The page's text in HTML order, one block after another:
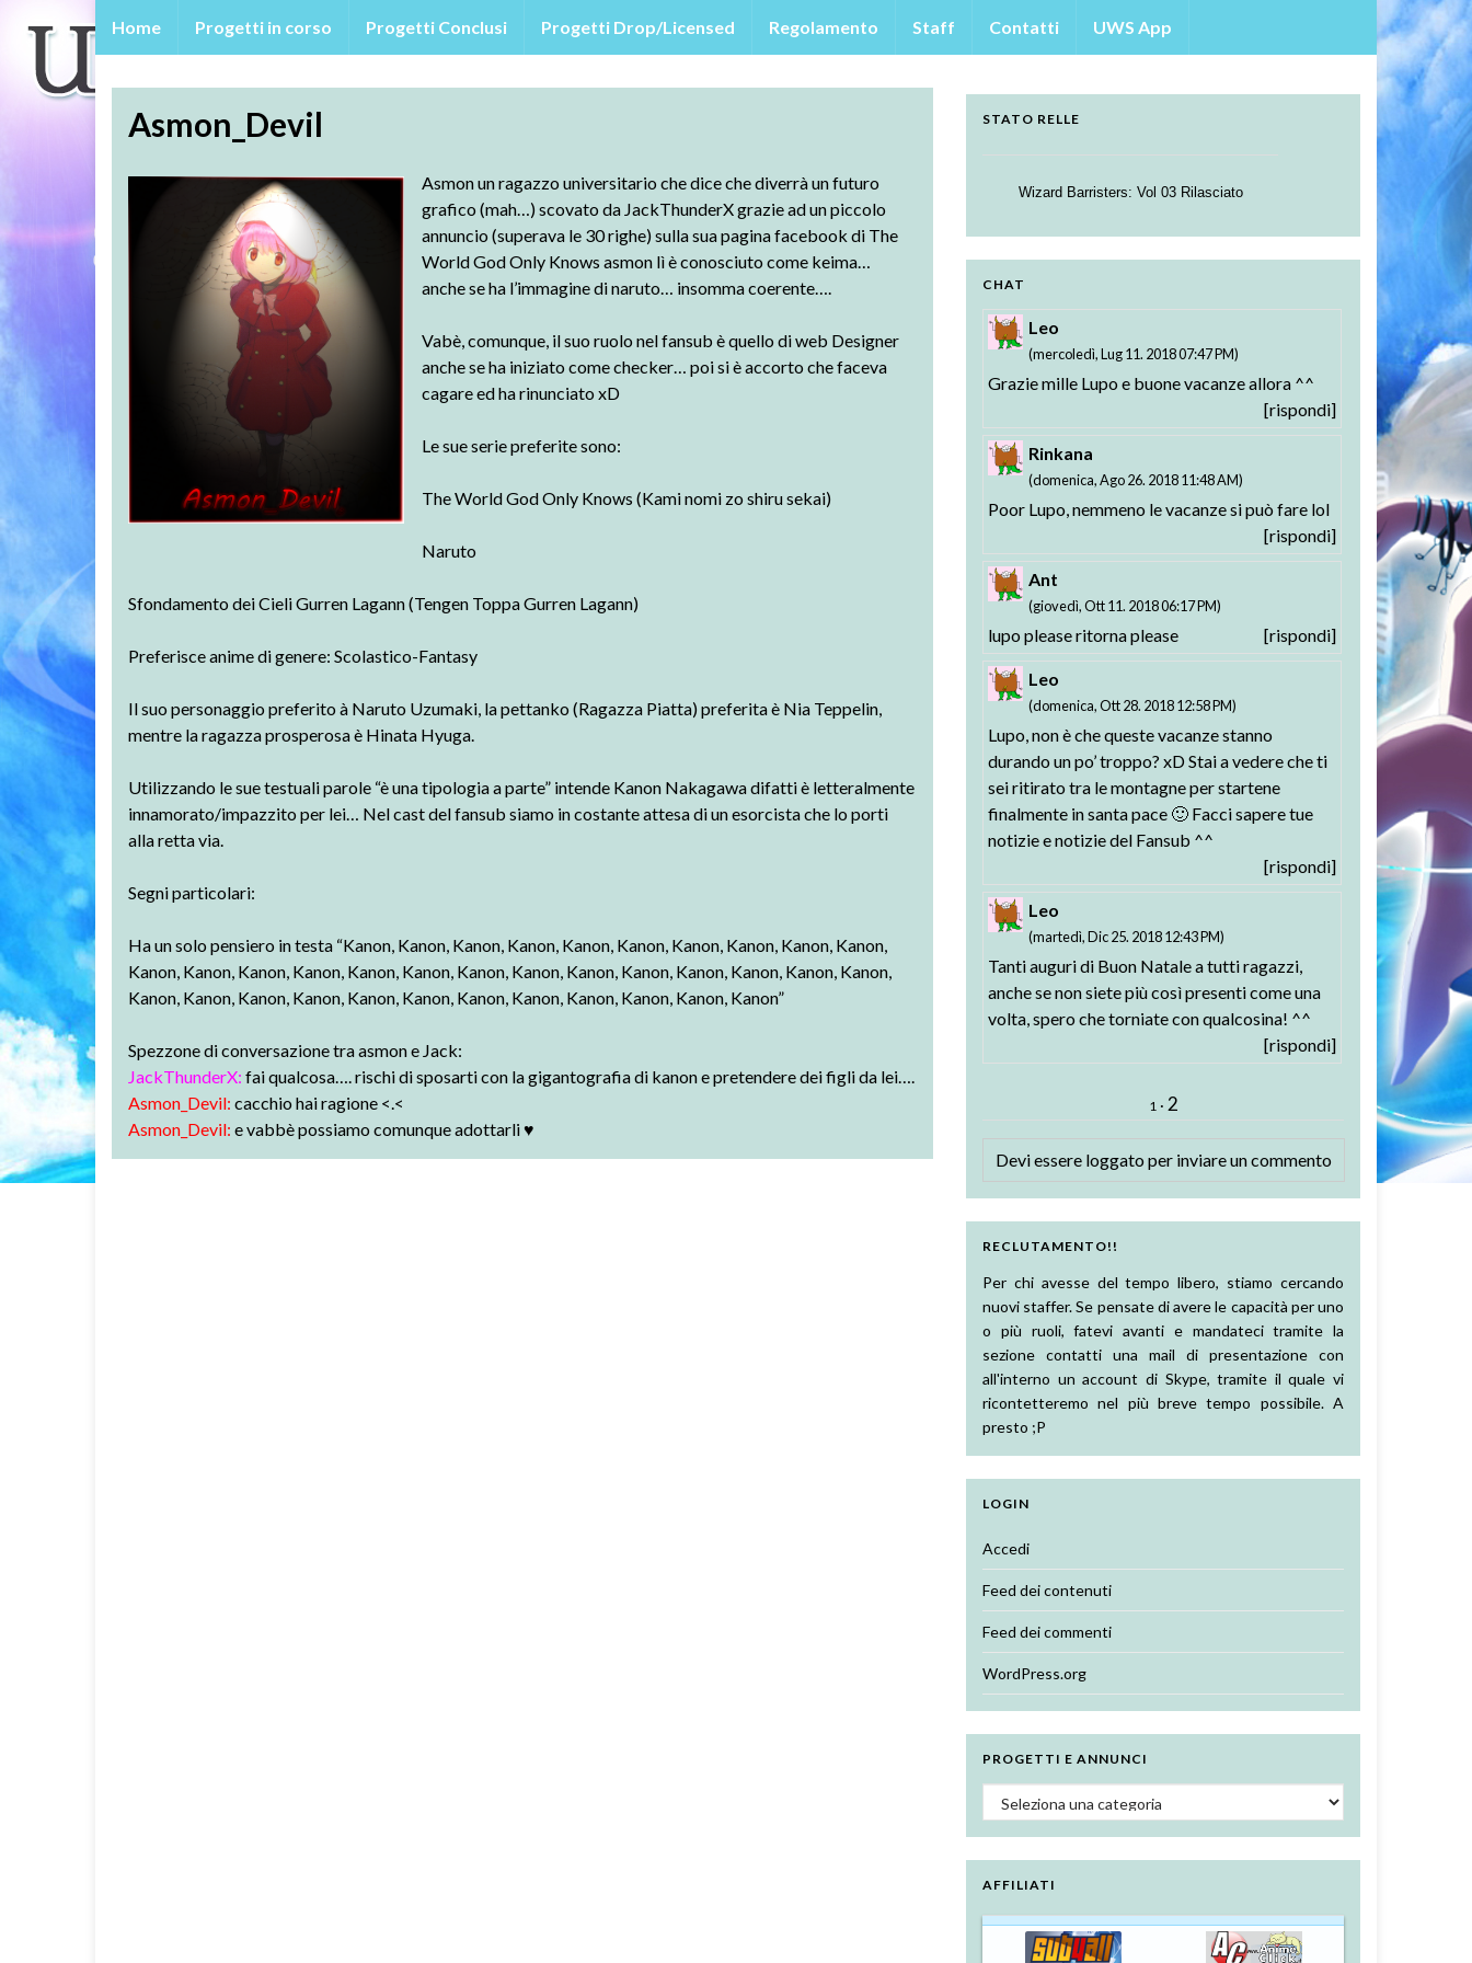
Home Progetti in corso Progetti Conclusi Progetti Drop/Licensed Regolamento Staff Contatti UWS App
Asmon_Devil
Asmon un ragazzo universitario che dice che diverrà un futuro
grafico (mah…) scovato da JackThunderX grazie ad un piccolo
annuncio (superava le 30 righe) sulla sua pagina facebook di The
World God Only Knows asmon lì è conosciuto come keima…
anche se ha l’immagine di naruto… insomma coerente….
Vabè, comunque, il suo ruolo nel fansub è quello di web Designer
anche se ha iniziato come checker… poi si è accorto che faceva
cagare ed ha rinunciato xD
Le sue serie preferite sono:
The World God Only Knows (Kami nomi zo shiru sekai)
Naruto
Sfondamento dei Cieli Gurren Lagann (Tengen Toppa Gurren Lagann)
Preferisce anime di genere: Scolastico-Fantasy
Il suo personaggio preferito à Naruto Uzumaki, la pettanko (Ragazza Piatta) preferita è Nia Teppelin,
mentre la ragazza prosperosa è Hinata Hyuga.
Utilizzando le sue testuali parole “è una tipologia a parte” intende Kanon Nakagawadifatti è letteralmente
innamorato/impazzito per lei… Nel cast del fansub siamo in costante attesa di un esorcista che lo porti
alla retta via.
Segni particolari:
Ha un solo pensiero in testa “Kanon, Kanon, Kanon, Kanon, Kanon, Kanon, Kanon, Kanon, Kanon, Kanon,
Kanon, Kanon, Kanon, Kanon, Kanon, Kanon, Kanon, Kanon, Kanon, Kanon, Kanon, Kanon, Kanon, Kanon,
Kanon, Kanon, Kanon, Kanon, Kanon, Kanon, Kanon, Kanon, Kanon, Kanon, Kanon, Kanon”
Spezzone di conversazione tra asmon e Jack:
JackThunderX: fai qualcosa…. rischi di sposarti con la gigantografia di kanon e pretendere dei figli da lei….
Asmon_Devil: cacchio hai ragione <.<
Asmon_Devil: e vabbè possiamo comunque adottarli ♥
STATO RELLE
Wizard Barristers: Vol 03 Rilasciato
Strike the Blood - Valkyria no Oukoku-hen:
CHAT
Leo
(mercoledì, Lug 11. 2018 07:47 PM)
Grazie mille Lupo e buone vacanze allora ^^
[rispondi]
Rinkana
(domenica, Ago 26. 2018 11:48 AM)
Poor Lupo, nemmeno le vacanze si può fare lol
[rispondi]
Ant
(giovedì, Ott 11. 2018 06:17 PM)
lupo please ritorna please [rispondi]
Leo
(domenica, Ott 28. 2018 12:58 PM)
Lupo, non è che queste vacanze stanno
durando un po’ troppo? xD Stai a vedere che ti
sei ritirato tra le montagne per startene
finalmente in santa pace 🙂 Facci sapere tue
notizie e notizie del Fansub ^^
[rispondi]
Leo
(martedì, Dic 25. 2018 12:43 PM)
Tanti auguri di Buon Natale a tutti ragazzi,
anche se non siete più così presenti come una
volta, spero che torniate con qualcosina! ^^
[rispondi]
1 · 2
Devi essere loggato per inviare un commento
RECLUTAMENTO!!
Per chi avesse del tempo libero, stiamo cercando
nuovi staffer. Se pensate di avere le capacità per uno
o più ruoli, fatevi avanti e mandateci tramite la
sezione contatti una mail di presentazione con
all'interno un account di Skype, tramite il quale vi
ricontetteremo nel più breve tempo possibile. A
presto ;P
LOGIN
Accedi
Feed dei contenuti
Feed dei commenti
WordPress.org
PROGETTI E ANNUNCI
Progetti e annunci
AFFILIATI